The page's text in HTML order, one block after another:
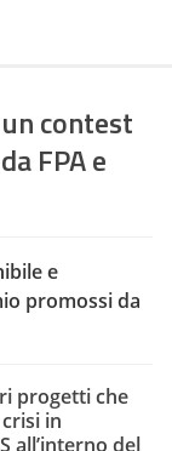
contest
FPA e
e
promossi da
progetti che
in
all’interno del